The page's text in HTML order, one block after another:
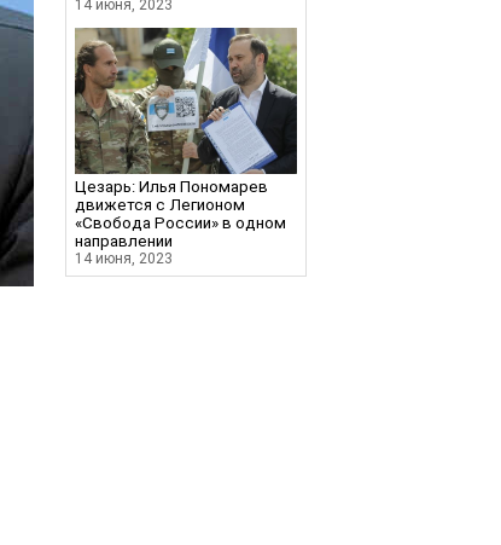
14 июня, 2023
Цезарь: Илья Пономарев
движется с Легионом
«Свобода России» в одном
направлении
14 июня, 2023